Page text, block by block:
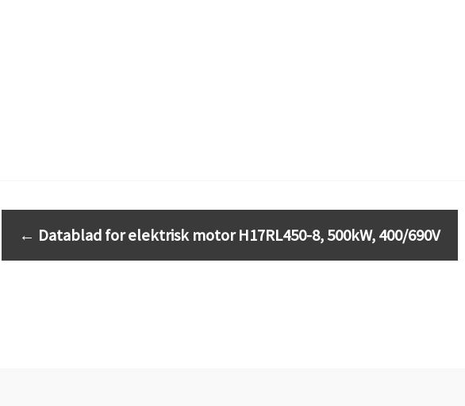
← Datablad for elektrisk motor H17RL450-8, 500kW, 400/690V